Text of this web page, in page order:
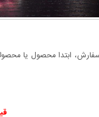
ابتدا محصول یا